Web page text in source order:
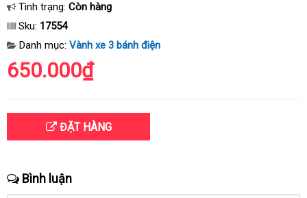
Tình trạng: Còn hàng
Sku: 17554
Danh mục: Vành xe 3 bánh điện
650.000₫
ĐẶT HÀNG
Bình luận